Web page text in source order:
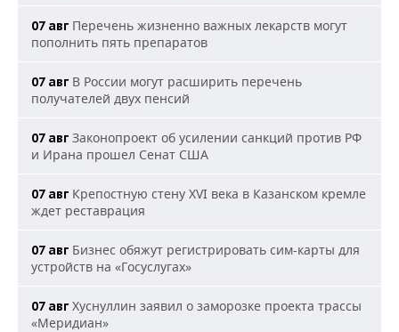
07 авг Перечень жизненно важных лекарств могут
пополнить пять препаратов
07 авг В России могут расширить перечень
получателей двух пенсий
07 авг Законопроект об усилении санкций против РФ
и Ирана прошел Сенат США
07 авг Крепостную стену XVI века в Казанском кремле
ждет реставрация
07 авг Бизнес обяжут регистрировать сим-карты для
устройств на «Госуслугах»
07 авг Хуснуллин заявил о заморозке проекта трассы
«Меридиан»